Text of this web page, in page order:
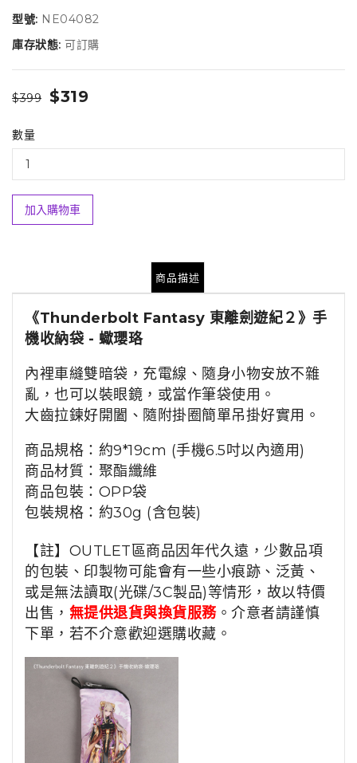
型號: NE04082
庫存狀態: 可訂購
$399 $319
數量
加入購物車
商品描述
《Thunderbolt Fantasy 東離劍遊紀２》手
機收納袋 - 蠍瓔珞
內裡車縫雙暗袋，充電線、隨身小物安放不雜
亂，也可以裝眼鏡，或當作筆袋使用。
大齒拉鍊好開闔、隨附掛圈簡單吊掛好實用。
商品規格：約9*19cm (手機6.5吋以內適用)
商品材質： 聚酯纖維
商品包裝：OPP袋
包裝規格： 約30g (含包裝)
【註】OUTLET區商品因年代久遠，少數品項
的包裝、印製物可能會有一些小痕跡、泛黃、
或是無法讀取(光碟/3C製品)等情形，故以特價
出售， 無提供退貨與換貨服務。介意者請謹慎
下單，若不介意歡迎選購收藏。